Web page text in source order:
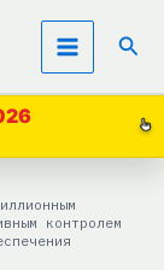
контролем